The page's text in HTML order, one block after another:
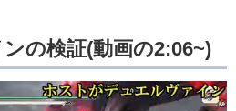
の検証(動画の2:06~)